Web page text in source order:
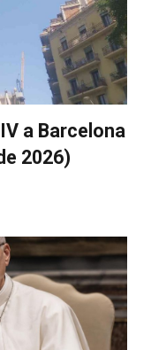
a Barcelona
2026)